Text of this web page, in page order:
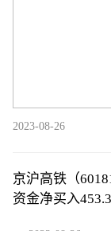
2023-08-26
京沪高铁（
资金净买入